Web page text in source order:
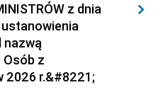
z dnia
nazwą
z
2026 r.&#8221;